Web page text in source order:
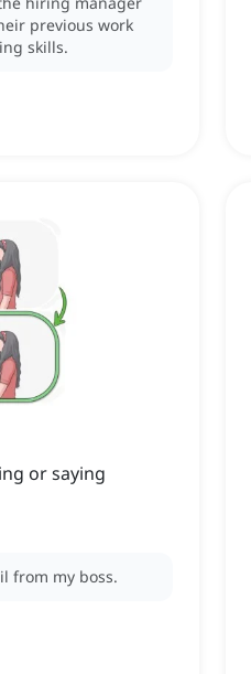
previous work
skills.
or saying
from my boss.